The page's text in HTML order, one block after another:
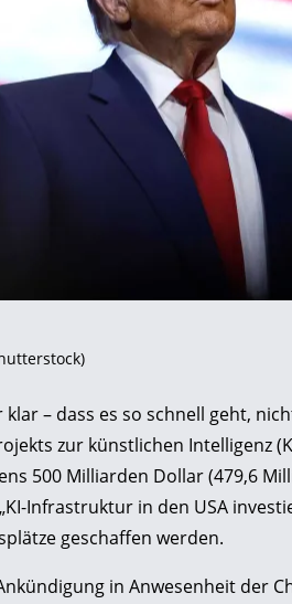
– dass es so schnell geht,
zur künstlichen Intelligenz
500 Milliarden Dollar (479,6
Infrastruktur in den USA
geschaffen werden.
in Anwesenheit der